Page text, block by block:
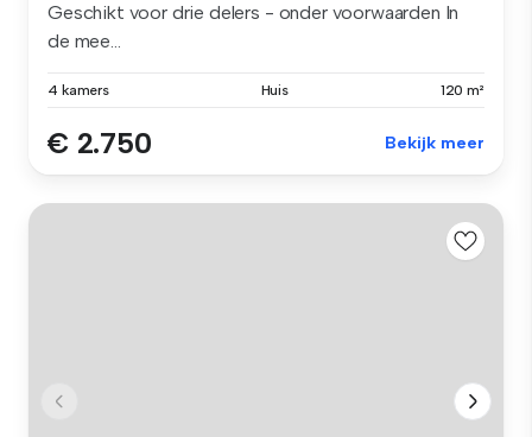
Geschikt voor drie delers - onder voorwaarden In
de mee...
4 kamers Huis 120 m²
€ 2.750 Bekijk meer